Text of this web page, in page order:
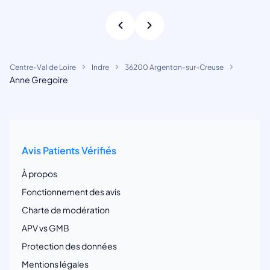
Centre-Val de Loire Indre 36200 Argenton-sur-Creuse
Anne Gregoire
Avis Patients Vérifiés
À propos
Fonctionnement des avis
Charte de modération
APV vs GMB
Protection des données
Mentions légales